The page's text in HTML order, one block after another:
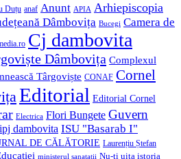
Duțu anaf Anunt APIA Arhiepiscopia
Dâmbovița Bucegi Camera de
Cj dambovita
Dâmbovița Complexul
Târgoviște CONAF Cornel
Editorial Editorial Cornel
Electrica Flori Bungete Guvern
ipj dambovita ISU "Basarab I"
DE CĂLĂTORIE Laurențiu Ștefan
ministerul sanatatii Nu-ți uita istoria